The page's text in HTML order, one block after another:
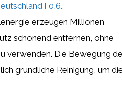
I 0,6l
erzeugen Millionen
schonend entfernen, ohne
verwenden. Die Bewegung
gründliche Reinigung, um die